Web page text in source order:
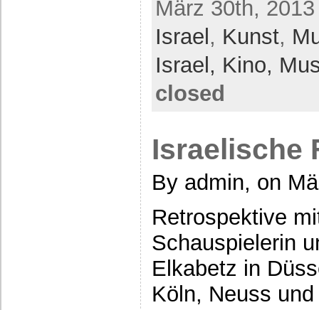
März 30th,
Israel , Kunst,
Israel, Kino,
closed
Israelische
By admin, on
Retrospektive
Schauspielerin
Elkabetz in
Köln, Neuss